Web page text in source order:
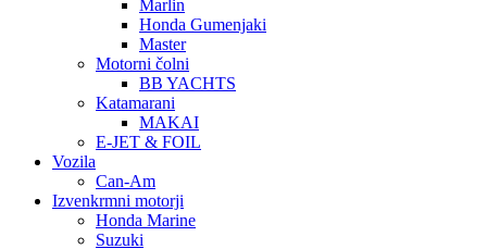
Marlin
Honda Gumenjaki
Master
Motorni čolni
BB YACHTS
Katamarani
MAKAI
E-JET & FOIL
Vozila
Can-Am
Izvenkrmni motorji
Honda Marine
Suzuki